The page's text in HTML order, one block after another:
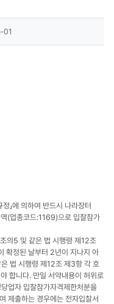
01
」에 의하여 반드시 나라장터
(업종코드:1169)으로 입찰참가
조의5 및 같은 법 시행령 제12조
확정된 날부터 2년이 지나지 아
법 시행령 제12조 제3항 각 호
합니다. 만일 서약내용이 허위로
업자 입찰참가자격제한처분을
제출하는 경우에는 전자입찰서